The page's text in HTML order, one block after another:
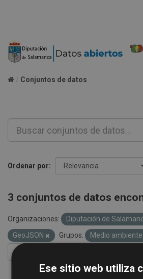
Conjuntos de datos
Ordenar por
3 conjuntos de datos
Organizaciones: Diputación de
GeoJSON
Grupos: Medio ambiente
FILTRAR RESULTADOS
Ese sitio web utiliza